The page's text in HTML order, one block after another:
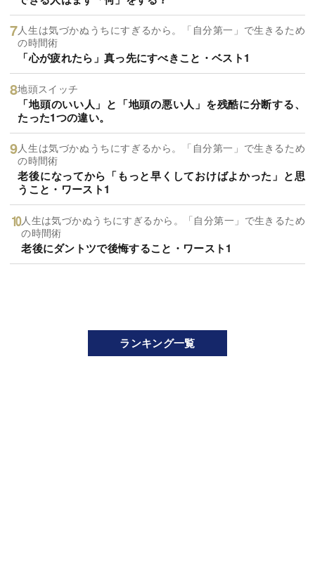
人生は気づかぬうちにすぎるから。「自分第一」で生きるため
の時間術
「心が疲れたら」真っ先にすべきこと・ベスト1
地頭スイッチ
「地頭のいい人」と「地頭の悪い人」を残酷に分断する、
たった1つの違い。
人生は気づかぬうちにすぎるから。「自分第一」で生きるため
の時間術
老後になってから「もっと早くしておけばよかった」と思
うこと・ワースト1
人生は気づかぬうちにすぎるから。「自分第一」で生きるため
の時間術
老後にダントツで後悔すること・ワースト1
ランキング一覧